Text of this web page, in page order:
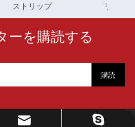
ーを購読する
購読
+86 21 63166512
ィング